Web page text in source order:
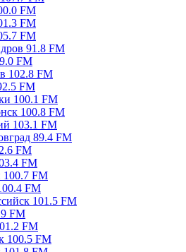
FM
FM
FM
91.8 FM
FM
102.8 FM
FM
100.1 FM
100.8 FM
103.1 FM
89.4 FM
FM
FM
FM
FM
101.5 FM
FM
FM
100.5 FM